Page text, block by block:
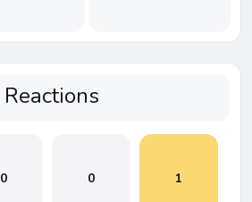
Reactions
0 0 1